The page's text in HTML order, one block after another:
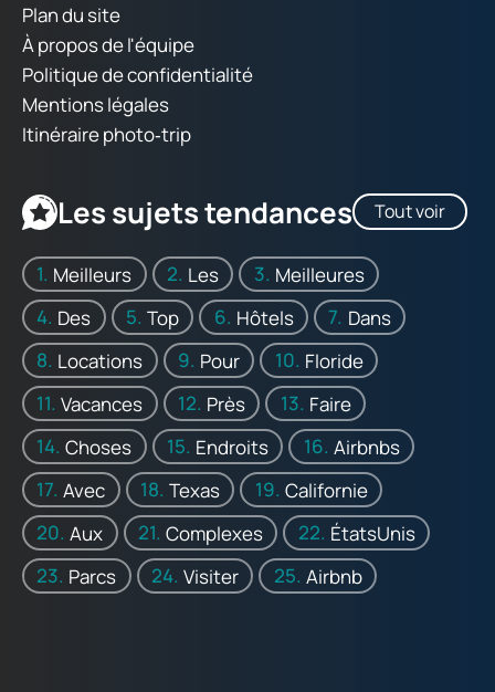
Plan du site
À propos de l'équipe
Politique de confidentialité
Mentions légales
Itinéraire photo‑trip
Les sujets tendances Tout voir
Meilleurs Les
Meilleures
Des
Top Hôtels
Dans
Locations
Pour
Floride
Vacances
Près
Faire
Choses
Endroits
Airbnbs
Avec
Texas
Californie
Aux
Complexes
ÉtatsUnis
Parcs
Visiter Airbnb